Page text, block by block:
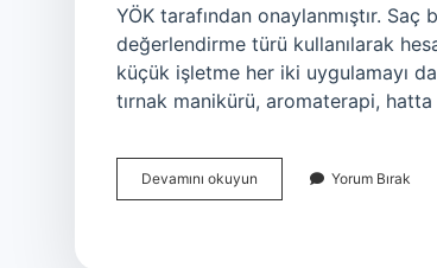
YÖK tarafından onaylanmıştır.
değerlendirme türü kullanılarak
küçük işletme her iki uygulamayı
tırnak manikürü, aromaterapi,
Devamını okuyun Güzellik
Bölümünde
Yorum Bırak